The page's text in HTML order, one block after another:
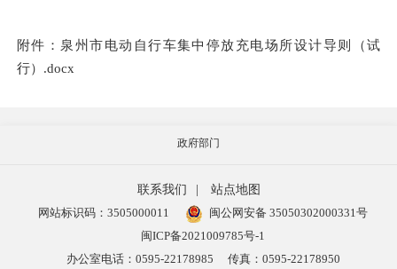
附件：泉州市电动自行车集中停放充电场所设计导则（试
行）.docx
政府部门
联系我们 |
站点地图
网站标识码：3505000011
闽公网安备 35050302000331号
闽ICP备2021009785号-1
办公室电话：0595-22178985
传真：0595-22178950